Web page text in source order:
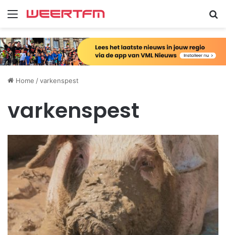
Menu
Home /varkenspest
varkenspest